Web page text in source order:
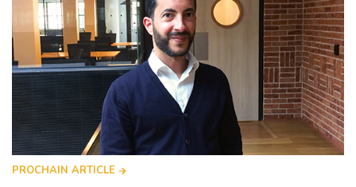
PROCHAIN ARTICLE